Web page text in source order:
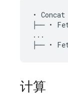
• Concat
├── •
...
计算